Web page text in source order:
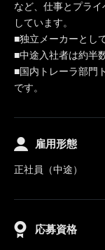
など、仕事とプラ
しています。
■独立メーカーとし
■中途入社者は約半
■国内トレーラ部門
です。
雇用形態
正社員（中途）
応募資格